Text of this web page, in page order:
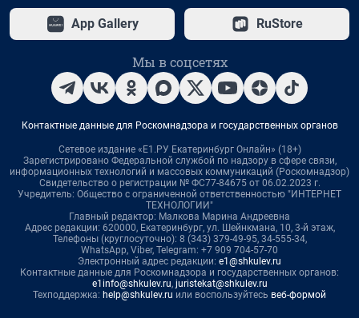
App Gallery RuStore
Мы в соцсетях
Контактные данные для Роскомнадзора и государственных органов
Сетевое издание «Е1.РУ Екатеринбург Онлайн» (18+)
Зарегистрировано Федеральной службой по надзору в сфере связи,
информационных технологий и массовых коммуникаций (Роскомнадзор)
Свидетельство о регистрации № ФС77-84675 от 06.02.2023 г.
Учредитель: Общество с ограниченной ответственностью "ИНТЕРНЕТ
ТЕХНОЛОГИИ"
Главный редактор: Малкова Марина Андреевна
Адрес редакции: 620000, Екатеринбург, ул. Шейнкмана, 10, 3-й этаж,
Телефоны (круглосуточно): 8 (343) 379-49-95, 34-555-34,
WhatsApp, Viber, Telegram: +7 909 704-57-70
Электронный адрес редакции: e1@shkulev.ru
Контактные данные для Роскомнадзора и государственных органов:
e1info@shkulev.ru, juristekat@shkulev.ru
Техподдержка: help@shkulev.ru или воспользуйтесь веб-формой